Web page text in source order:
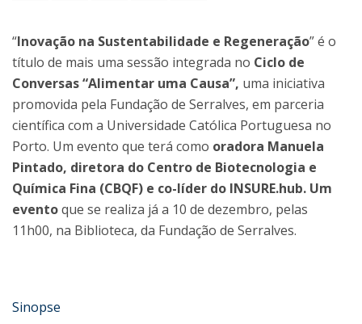
“Inovação na Sustentabilidade e Regeneração” é o
título de mais uma sessão integrada no Ciclo de
Conversas “Alimentar uma Causa”, uma iniciativa
promovida pela Fundação de Serralves, em parceria
científica com a Universidade Católica Portuguesa no
Porto. Um evento que terá como oradora Manuela
Pintado, diretora do Centro de Biotecnologia e
Química Fina (CBQF) e co-líder do INSURE.hub. Um
eventoque se realiza já a 10 de dezembro, pelas
11h00, na Biblioteca, da Fundação de Serralves.
Sinopse